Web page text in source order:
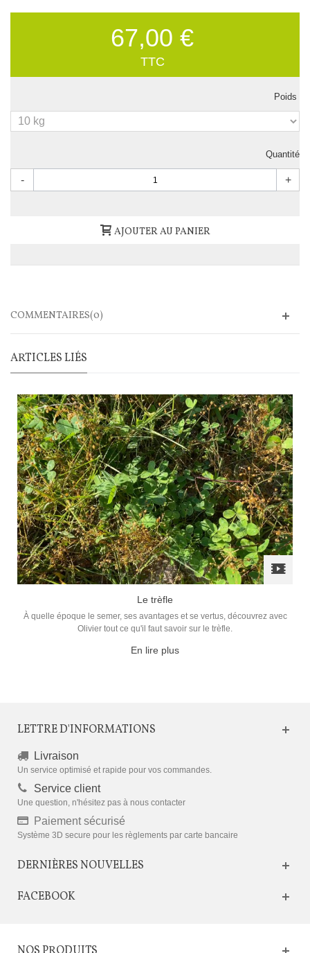
67,00 €
TTC
Poids
Quantité
- +
AJOUTER AU PANIER
COMMENTAIRES(0)
ARTICLES LIÉS
Le trèfle
À quelle époque le semer, ses avantages et se vertus, découvrez avec
Olivier tout ce qu'il faut savoir sur le trèfle.
En lire plus
LETTRE D'INFORMATIONS
Livraison
Un service optimisé et rapide pour vos commandes.
Service client
Une question, n'hésitez pas à nous contacter
Paiement sécurisé
Système 3D secure pour les règlements par carte bancaire
DERNIÈRES NOUVELLES
FACEBOOK